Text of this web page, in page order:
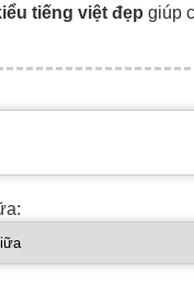
tiếng việt đẹp giúp